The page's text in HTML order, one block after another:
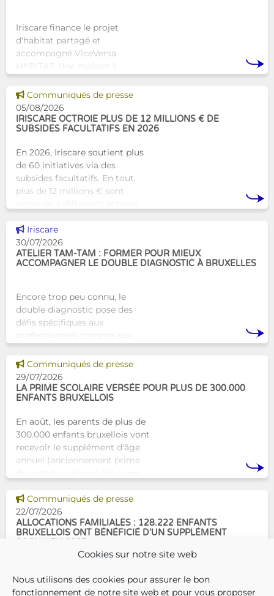
Cookies sur notre site web
Nous utilisons des cookies pour assurer le bon
fonctionnement de notre site web et pour vous proposer
Iriscare finance le projet
d'habitat partagé et
accompagné ViceVersa
HABITAT. Une maison à
alternative innovante et
humaine aux structures
d’hébergement traditionnel
Voir cette news
Communiqués de presse
05/08/2026
IRISCARE OCTROIE PLUS DE 12 MILLIONS € DE
SUBSIDES FACULTATIFS EN 2026
En 2026, Iriscare soutient plus
de 60 initiatives via des
subsides facultatifs. En tout,
plus de 12 millions € sont
travail au serv
Voir cette news
Iriscare
30/07/2026
ATELIER TAM-TAM : FORMER POUR MIEUX
ACCOMPAGNER LE DOUBLE DIAGNOSTIC À BRUXELLES
Encore trop peu connu, le
double diagnostic pose des
défis spécifiques aux
professionnels comme aux
Tam-Tam apporte une réponse
concrète avec une formation
dest
Voir cette news
Communiqués de presse
29/07/2026
LA PRIME SCOLAIRE VERSÉE POUR PLUS DE 300.000
ENFANTS BRUXELLOIS
En août, les parents de plus de
300.000 enfants bruxellois vont
recevoir le supplément d'âge
annuel (anciennement prime
commencer la
Voir cette news
Communiqués de presse
22/07/2026
ALLOCATIONS FAMILIALES : 128.222 ENFANTS
BRUXELLOIS ONT BÉNÉFICIÉ D’UN SUPPLÉMENT
En décembre 2025, 304.966
enfants bruxellois avaient droit